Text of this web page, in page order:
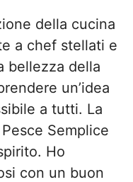
della cucina
a chef stellati e
bellezza della
un’idea
a tutti. La
Semplice
Ho
con un buon